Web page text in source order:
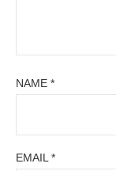
NAME *
EMAIL*